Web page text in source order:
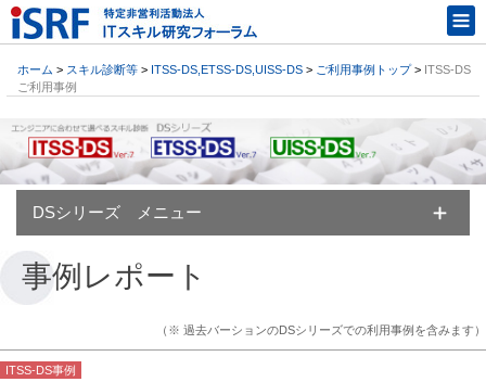
ホーム > スキル診断等 > ITSS-DS,ETSS-DS,UISS-DS > ご利用事例トップ> ITSS-DS
ご利用事例
DSシリーズ メニュー
事例レポート
（※ 過去バーションのDSシリーズでの利用事例を含みます）
ITSS-DS事例